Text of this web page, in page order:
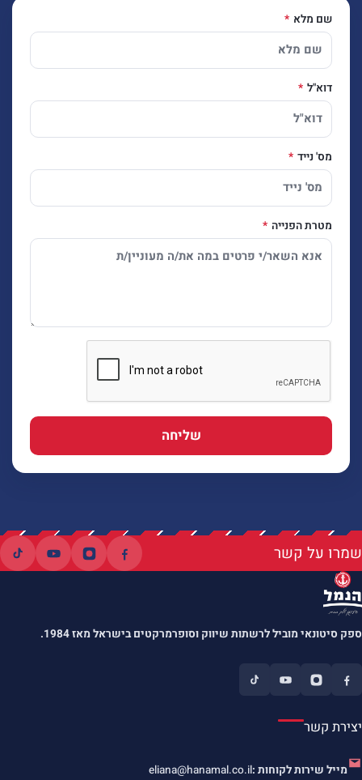
שם מלא
דוא"ל
מס' נייד
מטרת הפנייה
שליחה
שמרו על קשר
ספק סיטונאי מוביל לרשתות שיווק וסופרמרקטים בישראל מאז 1984.
יצירת קשר
מייל שירות לקוחות :eliana@hanamal.co.il